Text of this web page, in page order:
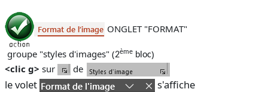
ONGLET "FORMAT"
groupe "styles d'images" (2ème bloc)
<clic g> sur de
le volet s'affiche